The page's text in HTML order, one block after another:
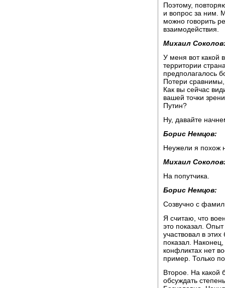
Поэтому,
и вопрос за ним.
можно говорить
взаимодействия.
Михаил
У меня вот какой
территории
предполагалось
Потери
Как вы сейчас
вашей точки
Путин?
Ну, давайте
Борис Немцов:
Неужели я похож
Михаил
На попутчика.
Борис Немцов:
Созвучно с
Я считаю, что
это показал.
участвовал в
показал.
конфликтах нет
пример. Только
Второе. На какой
обсуждать